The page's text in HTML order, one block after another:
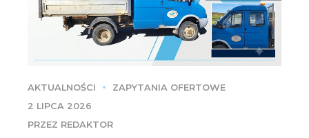
AKTUALNOŚCI
ZAPYTANIA OFERTOWE
2 LIPCA 2026
PRZEZ REDAKTOR